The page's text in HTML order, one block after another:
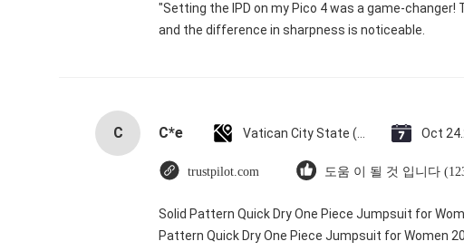
"Setting the IPD on my Pico 4 was a game-
and the difference in sharpness is noticeable.
C C*e Vatican City State (Holy See) Oct
trustpilot.com 도움 이 될 것 입니다
Solid Pattern Quick Dry One Piece Jumpsuit for
Pattern Quick Dry One Piece Jumpsuit for Women